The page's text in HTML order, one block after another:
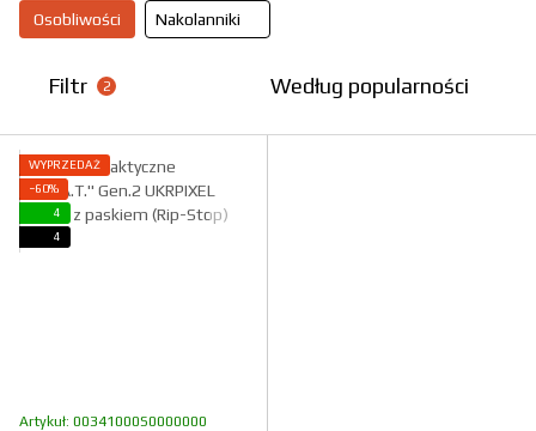
Osobliwości Nakolanniki
Filtr 2 Według popularności
WYPRZEDAŻ
−60%
4
4
Artykuł: 00341000S0000000